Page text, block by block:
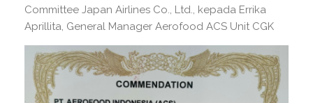
Committee Japan Airlines Co., Ltd., kepada Errika
Aprillita, General Manager Aerofood ACS Unit CGK